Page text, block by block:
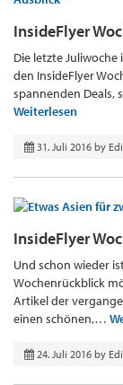
InsideFlyer
Die letzte
den InsideFlyer
spannenden Deals,
Weiterlesen
31. Juli 2016 by
InsideFlyer
Und schon wieder
Wochenrückblick
Artikel der
einen schönen,…
24. Juli 2016 by